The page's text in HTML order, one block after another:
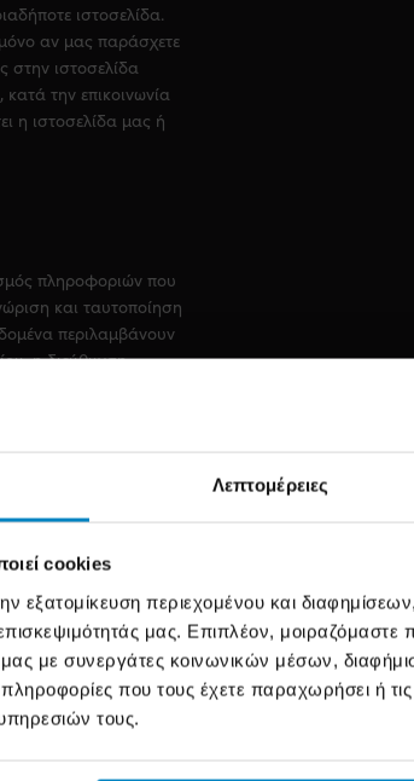
Λεπτομέρειες
cookies
εξατομίκευση περιεχομένου και
μας. Επιπλέον,
μας με συνεργάτες κοινωνικών μέσων,
που τους έχετε παραχωρήσει ή
τους.
ιστοσελίδα.
αν μας παράσχετε
ιστοσελίδα
κατά την επικοινωνία
η ιστοσελίδα μας ή
πληροφοριών που
και ταυτοποίηση
περιλαμβάνουν
η διεύθυνση
προτιμήσεις
φύσης και
περιλαμβάνουν
ΙΡ του
χαρακτήρα, όπως
προσαρμογή,
διαβίβαση σε
διαγραφή και
η παραβίαση της
απώλεια,
προσωπικού